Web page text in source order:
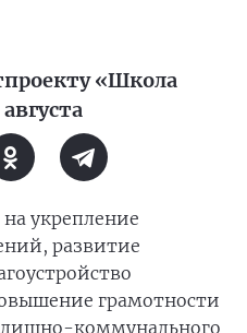
«Школа
укрепление
развитие
грамотности
коммунального